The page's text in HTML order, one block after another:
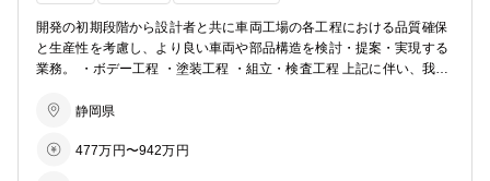
開発の初期段階から設計者と共に車両工場の各工程における品質確保
と生産性を考慮し、より良い車両や部品構造を検討・提案・実現する
業務。 ・ボデー工程 ・塗装工程 ・組立・検査工程 上記に伴い、我々
両建付け見栄え検討 ・CAE解析
静岡県
477万円〜942万円